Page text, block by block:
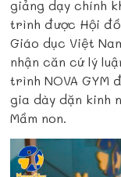
giảng dạy chính
trình được Hội
Giáo dục Việt
nhận căn cứ lý
trình NOVA GYM đ
gia dày dặn kinh
Mầm non.